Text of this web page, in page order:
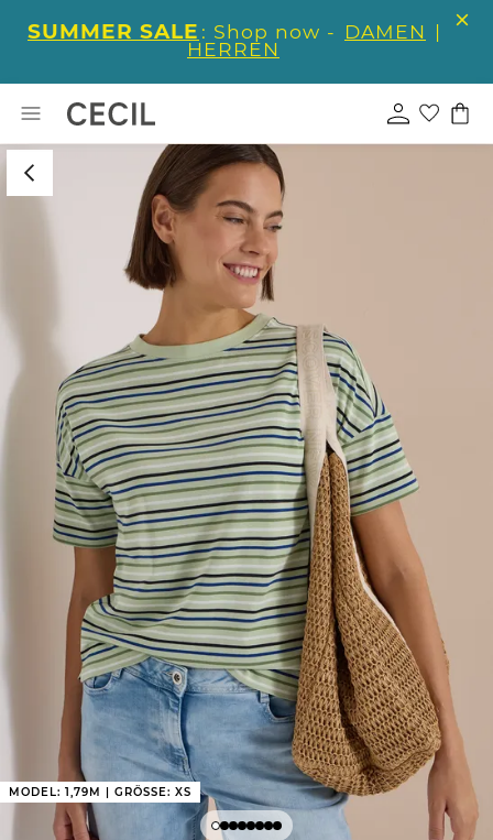
SUMMER SALE : Shop now - DAMEN |
HERREN
MODEL: 1,79M | GRÖSSE: XS